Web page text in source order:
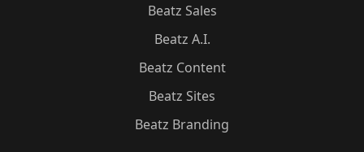
Beatz Sales
Beatz A.I.
Beatz Content
Beatz Sites
Beatz Branding